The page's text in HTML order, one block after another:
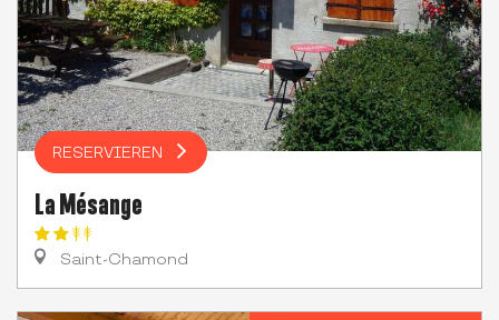
RESERVIEREN
La Mésange
Saint-Chamond